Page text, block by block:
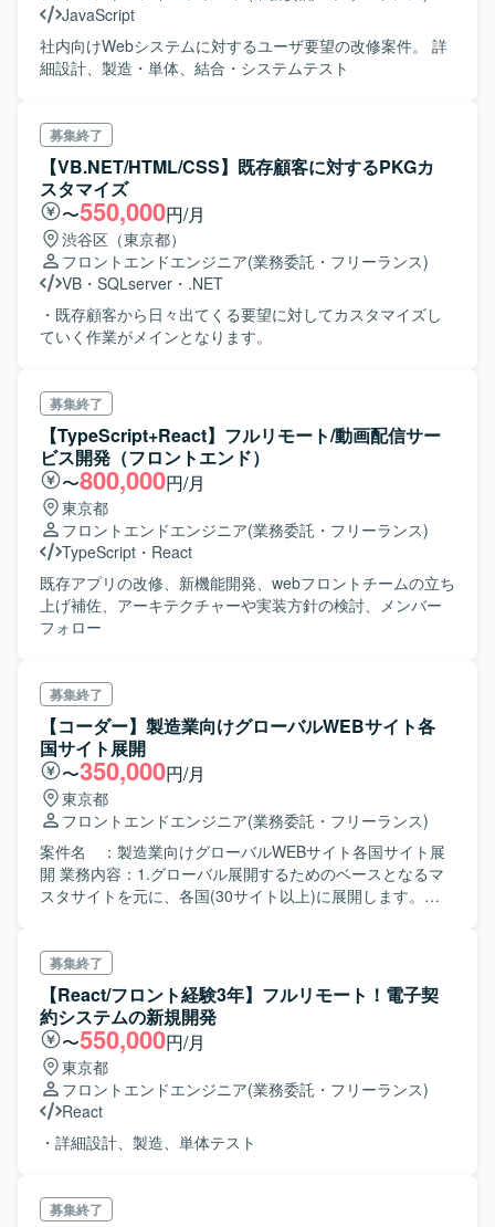
JavaScript
社内向けWebシステムに対するユーザ要望の改修案件。 詳
細設計、製造・単体、結合・システムテスト
募集終了
【VB.NET/HTML/CSS】既存顧客に対するPKGカ
スタマイズ
〜550,000円/月
渋谷区（東京都）
フロントエンドエンジニア(業務委託・フリーランス)
VB ・ SQLserver ・ .NET
・既存顧客から日々出てくる要望に対してカスタマイズし
ていく作業がメインとなります。
募集終了
【TypeScript+React】フルリモート/動画配信サー
ビス開発（フロントエンド）
〜800,000円/月
東京都
フロントエンドエンジニア(業務委託・フリーランス)
TypeScript ・ React
既存アプリの改修、新機能開発、webフロントチームの立ち
上げ補佐、アーキテクチャーや実装方針の検討、メンバー
フォロー
募集終了
【コーダー】製造業向けグローバルWEBサイト各
国サイト展開
〜350,000円/月
東京都
フロントエンドエンジニア(業務委託・フリーランス)
案件名 ：製造業向けグローバルWEBサイト各国サイト展
開 業務内容：1.グローバル展開するためのベースとなるマ
スタサイトを元に、各国(30サイト以上)に展開します。
るケースがあり崩れたページの改修や修正(HTML、
Javascript、CSS）を行って頂きます。
募集終了
【React/フロント経験3年】フルリモート！電子契
約システムの新規開発
〜550,000円/月
東京都
フロントエンドエンジニア(業務委託・フリーランス)
React
・詳細設計、製造、単体テスト
募集終了